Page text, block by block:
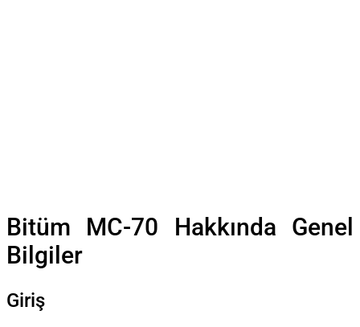
Bitüm MC-70 Hakkında Genel
Bilgiler
Giriş